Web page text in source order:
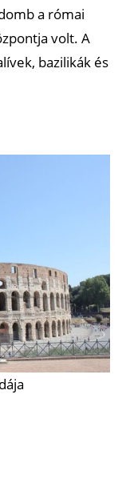
a római
volt. A
bazilikák és